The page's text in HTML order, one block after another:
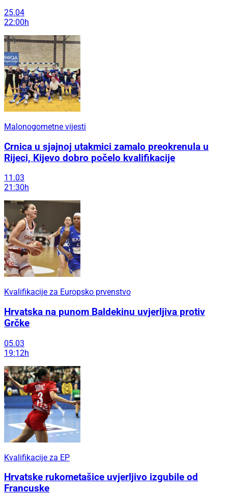
25.04
22:00h
Malonogometne vijesti
Crnica u sjajnoj utakmici zamalo preokrenula u
Rijeci, Kijevo dobro počelo kvalifikacije
11.03
21:30h
Kvalifikacije za Europsko prvenstvo
Hrvatska na punom Baldekinu uvjerljiva protiv
Grčke
05.03
19:12h
Kvalifikacije za EP
Hrvatske rukometašice uvjerljivo izgubile od
Francuske